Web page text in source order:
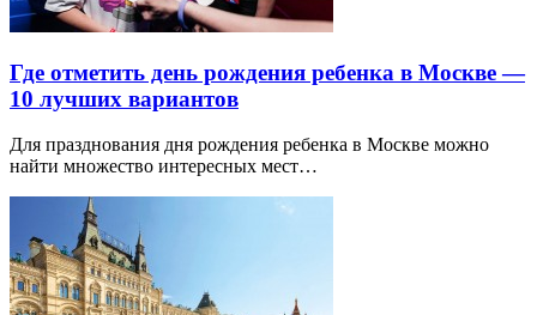
Где отметить день рождения ребенка в Москве —
10 лучших вариантов
Для празднования дня рождения ребенка в Москве можно
найти множество интересных мест…